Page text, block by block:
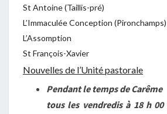
St Antoine (Taillis-pré)
L’Immaculée Conception (Pironchamps)
L’Assomption
St François-Xavier
Nouvelles de l’Unité pastorale
Pendant le temps de Carême
tous les vendredis à 18 h